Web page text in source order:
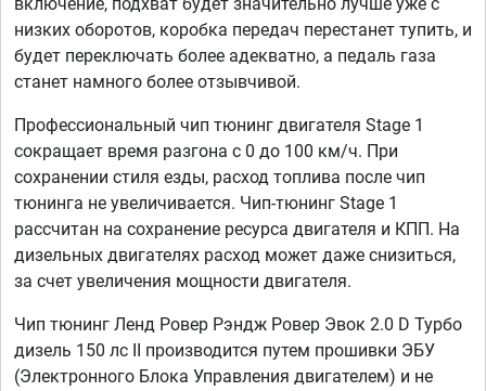
низких оборотов, коробка передач перестанет тупить, и
будет переключать более адекватно, а педаль газа
станет намного более отзывчивой.
Профессиональный чип тюнинг двигателя Stage 1
сокращает время разгона с 0 до 100 км/ч. При
сохранении стиля езды, расход топлива после чип
тюнинга не увеличивается. Чип-тюнинг Stage 1
рассчитан на сохранение ресурса двигателя и КПП. На
дизельных двигателях расход может даже снизиться,
за счет увеличения мощности двигателя.
Чип тюнинг Ленд Ровер Рэндж Ровер Эвок 2.0 D Турбо
дизель 150 лс II производится путем прошивки ЭБУ
(Электронного Блока Управления двигателем) и не